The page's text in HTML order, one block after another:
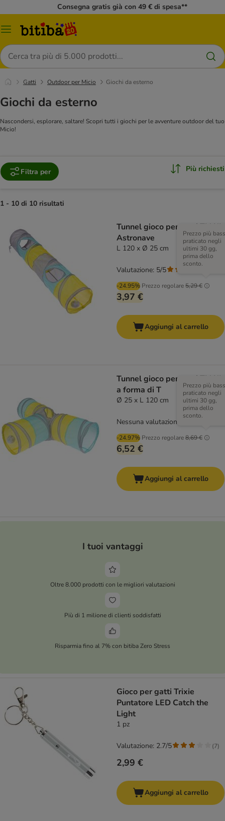
Consegna gratis già con 49 € di spesa**
Overview
Cerca
Gatti Outdoor per Micio Giochi da esterno
Giochi da esterno
Nascondersi, esplorare, saltare! Scopri tutti i giochi per le avventure outdoor del tuo
Micio!
Filtra per Più richiesti
1 - 10 di 10 risultati
Tunnel gioco per gatti TIAKI
Astronave
L 120 x Ø 25 cm
-24.95% Prezzo regolare5,29 €
Prezzo più
praticato negli
ultimi 30 gg,
prima dello
sconto.
3,97 €
Valutazione: 5/5
Aggiungi al carrello
Tunnel gioco per gatti TIAKI
a forma di T
Ø 25 x L 120 cm
-24.97% Prezzo regolare8,69 €
Prezzo più
praticato negli
ultimi 30 gg,
prima dello
sconto.
6,52 €
Nessuna valutazione
Aggiungi al carrello
I tuoi vantaggi
Oltre 8.000 prodotti con le migliori valutazioni
Più di 1 milione di clienti soddisfatti
Risparmia fino al 7% con bitiba Zero Stress
Gioco per gatti Trixie
Puntatore LED Catch the
Light
1 pz
2,99 €
Valutazione: 2.7/5 (7)
Aggiungi al carrello